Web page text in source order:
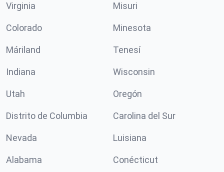
Virginia Misuri
Colorado Minesota
Máriland Tenesí
Indiana Wisconsin
Utah Oregón
Distrito de Columbia Carolina del Sur
Nevada Luisiana
Alabama Conécticut